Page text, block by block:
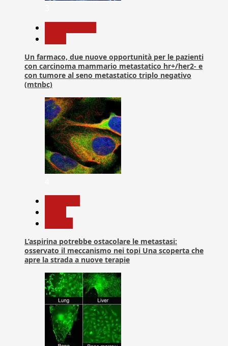
Un farmaco, due nuove opportunità per le pazienti
con carcinoma mammario metastatico hr+/her2- e
con tumore al seno metastatico triplo negativo
(mtnbc)
L’aspirina potrebbe ostacolare le metastasi:
osservato il meccanismo nei topi Una scoperta che
apre la strada a nuove terapie